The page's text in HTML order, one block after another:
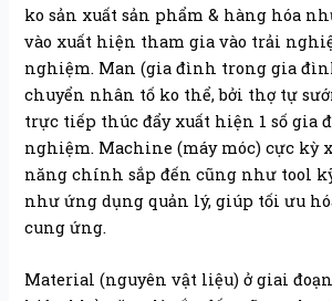
ko sản xuất sản phẩm & hàng hóa
vào xuất hiện tham gia vào trải
nghiệm. Man (gia đình trong gia
chuyển nhân tố ko thể, bởi thợ tự
trực tiếp thúc đẩy xuất hiện 1 số gia
nghiệm. Machine (máy móc) cực kỳ
năng chính sắp đến cũng như tool
như ứng dụng quản lý, giúp tối ưu
cung ứng.
Material (nguyên vật liệu) ở giai